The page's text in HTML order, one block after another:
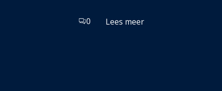
0 Lees meer